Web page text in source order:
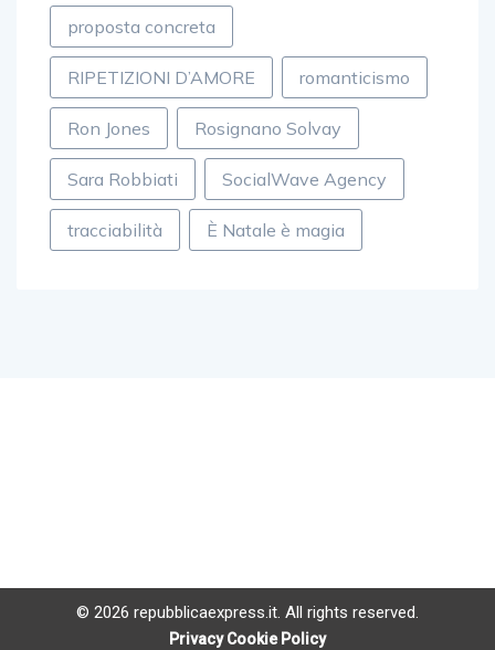
proposta concreta
RIPETIZIONI D’AMORE romanticismo
Ron Jones Rosignano Solvay
Sara Robbiati SocialWave Agency
tracciabilità È Natale è magia
© 2026 repubblicaexpress.it. All rights reserved.
Privacy Cookie Policy